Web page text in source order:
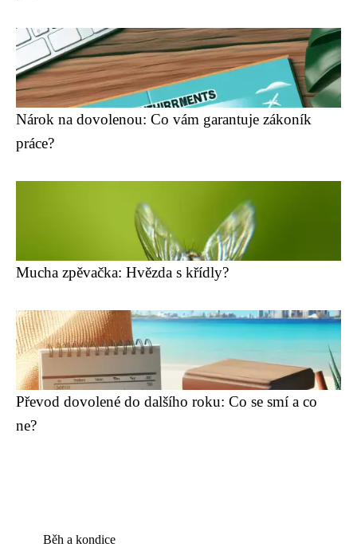
Nárok na dovolenou: Co vám garantuje zákoník
práce?
Mucha zpěvačka: Hvězda s křídly?
Převod dovolené do dalšího roku: Co se smí a co
ne?
Běh a kondice